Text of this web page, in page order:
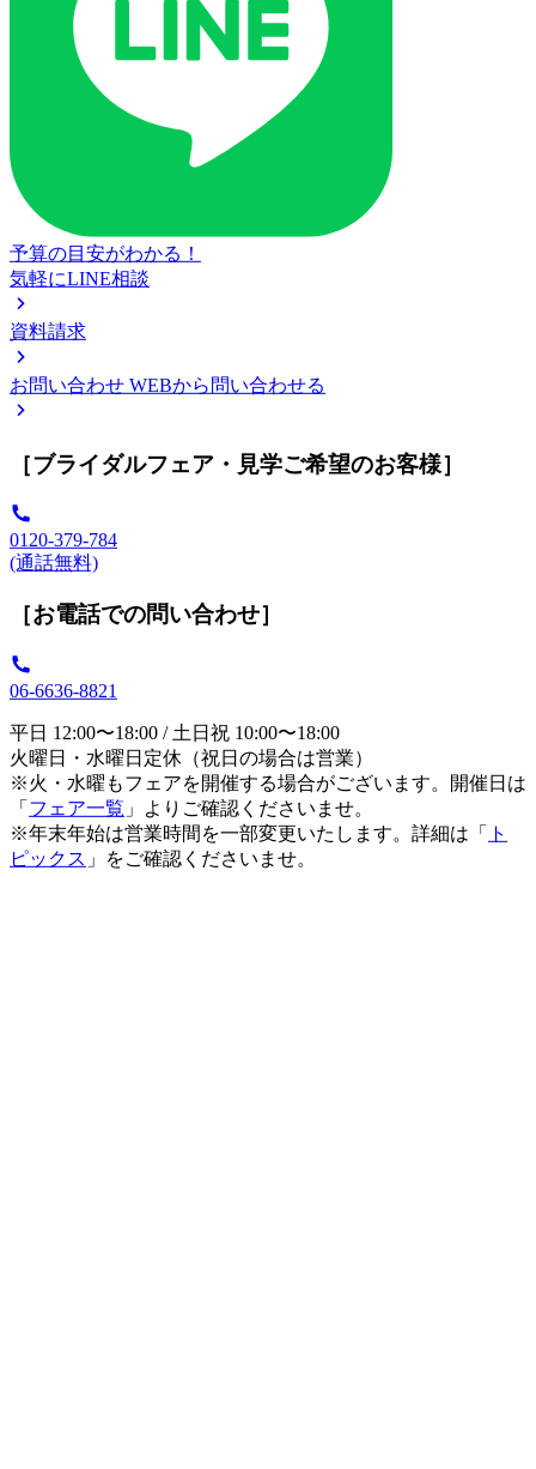
予算の目安がわかる！
気軽にLINE相談
資料請求
お問い合わせ WEBから問い合わせる
［ブライダルフェア・見学ご希望のお客様］
0120-379-784
(通話無料)
［お電話での問い合わせ］
06-6636-8821
平日 12:00〜18:00 / 土日祝 10:00〜18:00
火曜日・水曜日定休（祝日の場合は営業）
※火・水曜もフェアを開催する場合がございます。開催日は
「 フェア一覧 」よりご確認くださいませ。
※年末年始は営業時間を一部変更いたします。詳細は「
ト
ピックス 」をご確認くださいませ。